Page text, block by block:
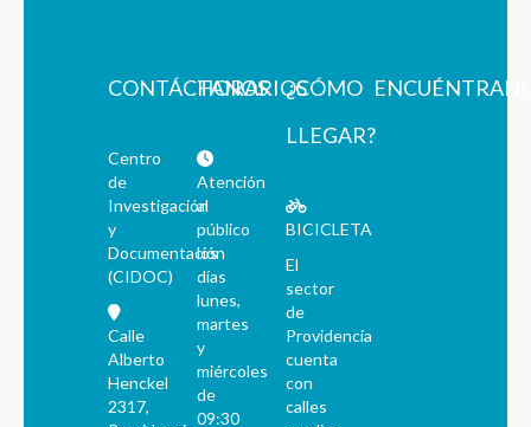
CONTÁCTANOS
Centro
de
Investigación
y
Documentación
(CIDOC)
Calle
Alberto
Henckel
2317,
HORARIOS
Atención
al
público
los
días
lunes,
martes
y
miércoles
de
09:30
¿CÓMO
LLEGAR?
BICICLETA
El
sector
de
Providencia
cuenta
con
calles